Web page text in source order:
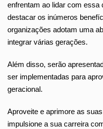
enfrentam ao lidar com essa
destacar os inúmeros
organizações adotam uma
integrar várias gerações.
Além disso, serão
ser implementadas para
geracional.
Aproveite e aprimore as
impulsione a sua carreira